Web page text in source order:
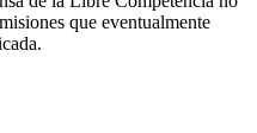
que eventualmente